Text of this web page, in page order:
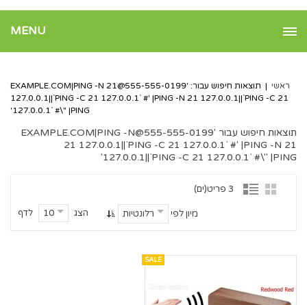
MENU
ראשי | תוצאות חיפוש עבור: '555-555-0199@EXAMPLE.COM
|PING -N 21
127.0.0.1||`PING -C 21 127.0.0.1` #' |PING -N 21 127.0.0.1||`PING -C 21
127.0.0.1` #\" |PING'
תוצאות חיפוש עבור '555-555-0199@EXAMPLE.COM
|PING -N
21 127.0.0.1||`PING -C 21 127.0.0.1` #' |PING -N 21
127.0.0.1||`PING -C 21 127.0.0.1` #\" |PING'
3 פריט(ים)
הצג 10 לדף מיון לפי רלונטיות
SALE